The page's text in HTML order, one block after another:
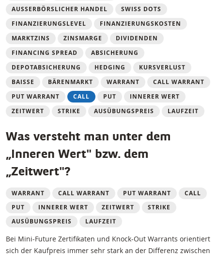
AUSSERBÖRSLICHER HANDEL
SWISS DOTS
FINANZIERUNGSLEVEL
FINANZIERUNGSKOSTEN
MARKTZINS
ZINSMARGE
DIVIDENDEN
FINANCING SPREAD
ABSICHERUNG
DEPOTABSICHERUNG
HEDGING
KURSVERLUST
BAISSE
BÄRENMARKT WARRANT
CALL WARRANT
PUT WARRANT
CALL PUT
INNERER WERT
ZEITWERT
STRIKE AUSÜBUNGSPREIS LAUFZEIT
Was versteht man unter dem
„Inneren Wertʺ bzw. dem
„Zeitwertʺ?
WARRANT CALL WARRANT PUT WARRANT
CALL
PUT
INNERER WERT ZEITWERT
STRIKE
AUSÜBUNGSPREIS
LAUFZEIT
Bei Mini-Future Zertifikaten und Knock-Out Warrants orientiert
sich der Kaufpreis immer sehr stark an der Differenz zwischen